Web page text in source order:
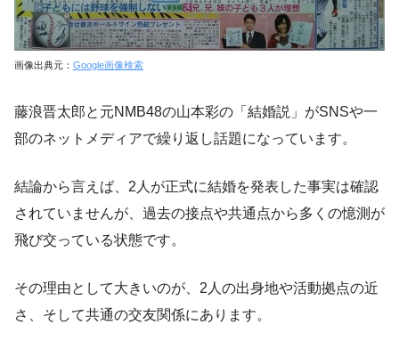
画像出典元： Google画像検索
藤浪晋太郎と元NMB48の山本彩の「結婚説」がSNSや一
部のネットメディアで繰り返し話題になっています。
結論から言えば、2人が正式に結婚を発表した事実は確認
されていませんが、過去の接点や共通点から多くの憶測が
飛び交っている状態です。
その理由として大きいのが、2人の出身地や活動拠点の近
さ、そして共通の交友関係にあります。